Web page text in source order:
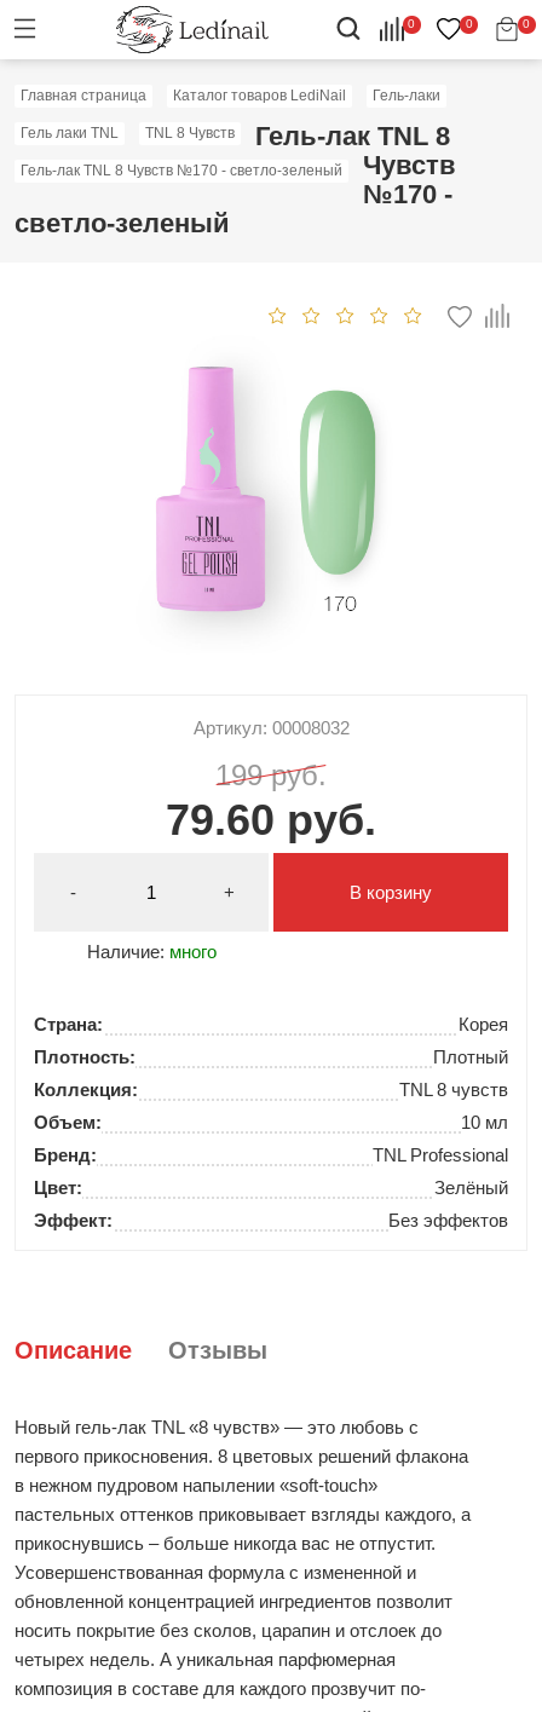
0 0 0
Главная страница Каталог товаров LediNail Гель-лаки
Гель лаки TNL TNL 8 Чувств
Гель-лак TNL 8 Чувств №170 - светло-зеленый
Гель-лак TNL 8
Чувств
№170 -
светло-зеленый
Артикул: 00008032
199 руб.
79.60 руб.
- +
Наличие: много
В корзину
Страна:
Корея
Плотность:
Плотный
Коллекция:
TNL 8 чувств
Объем:
10 мл
Бренд:
TNL Professional
Цвет:
Зелёный
Эффект:
Без эффектов
Описание Отзывы
Новый гель-лак TNL «8 чувств» — это любовь с
первого прикосновения. 8 цветовых решений флакона
в нежном пудровом напылении «soft-touch»
пастельных оттенков приковывает взгляды каждого, а
прикоснувшись – больше никогда вас не отпустит.
Усовершенствованная формула с измененной и
обновленной концентрацией ингредиентов позволит
носить покрытие без сколов, царапин и отслоек до
четырех недель. А уникальная парфюмерная
композиция в составе для каждого прозвучит по-